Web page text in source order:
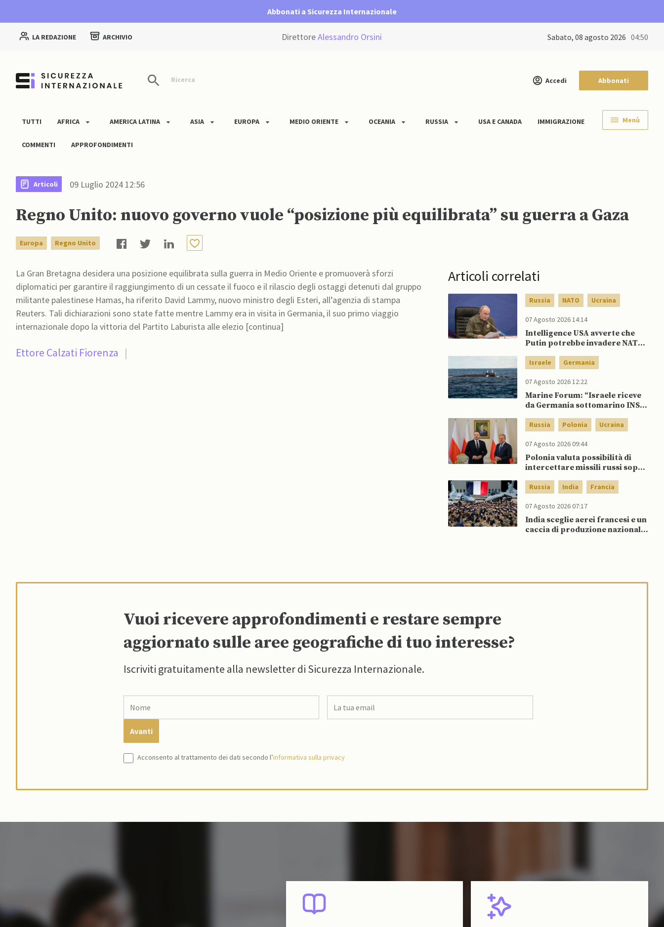
Abbonati a Sicurezza Internazionale
LA REDAZIONE ARCHIVIO DirettoreAlessandro Orsini sabato, 08 agosto 2026 04:50
Ricerca Accedi Abbonati
TUTTI AFRICA AMERICA LATINA ASIA EUROPA MEDIO ORIENTE OCEANIA RUSSIA USA E CANADA IMMIGRAZIONE
COMMENTI APPROFONDIMENTI
Menù
Articoli 09 Luglio 2024 12:56
Regno Unito: nuovo governo vuole “posizione più equilibrata” su guerra a Gaza
Europa Regno Unito
La Gran Bretagna desidera una posizione equilibrata sulla guerra in Medio Oriente e promuoverà sforzi
diplomatici per garantire il raggiungimento di un cessate il fuoco e il rilascio degli ostaggi detenuti dal gruppo
militante palestinese Hamas, ha riferito David Lammy, nuovo ministro degli Esteri, all’agenzia di stampa
Reuters. Tali dichiarazioni sono state fatte mentre Lammy era in visita in Germania, il suo primo viaggio
internazionale dopo la vittoria del Partito Laburista alle elezio [continua]
Ettore Calzati Fiorenza |
Articoli correlati
Russia NATO Ucraina
07 Agosto 2026 14:14
Intelligence USA avverte che
Putin potrebbe invadere NATO
Ucraina
Israele Germania
07 Agosto 2026 12:22
Marine Forum: “Israele riceve
da Germania sottomarino INS
Russia Polonia Ucraina
07 Agosto 2026 09:44
Polonia valuta possibilità di
intercettare missili russi sopra
aereo NATO
Russia India Francia
07 Agosto 2026 07:17
India sceglie aerei francesi e un
caccia di produzione nazionale,
Vuoi ricevere approfondimenti e restare sempre
aggiornato sulle aree geografiche di tuo interesse?
Iscriviti gratuitamente alla newsletter di Sicurezza Internazionale.
Acconsento al trattamento dei dati secondo l’informativa sulla privacy